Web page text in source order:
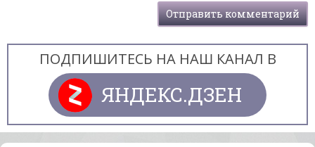
ПОДПИШИТЕСЬ НА НАШ КАНАЛ В
ЯНДЕКС.ДЗЕН